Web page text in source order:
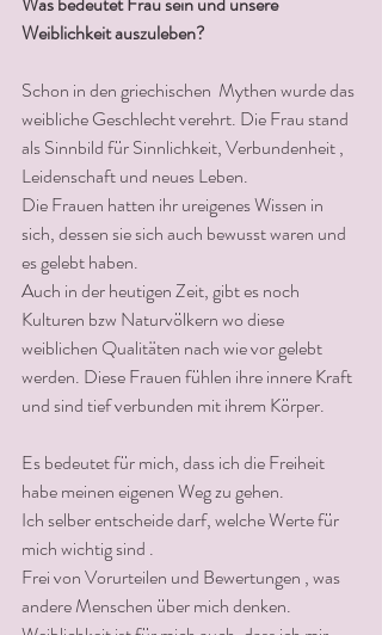
Weiblichkeit auszuleben?
Schon in den griechischen  Mythen wurde das
weibliche Geschlecht verehrt. Die Frau stand
als Sinnbild für Sinnlichkeit, Verbundenheit ,
Leidenschaft und neues Leben.
Die Frauen hatten ihr ureigenes Wissen in
sich, dessen sie sich auch bewusst waren und
es gelebt haben.
Auch in der heutigen Zeit, gibt es noch
Kulturen bzw Naturvölkern wo diese
weiblichen Qualitäten nach wie vor gelebt
werden. Diese Frauen fühlen ihre innere Kraft
und sind tief verbunden mit ihrem Körper.
Es bedeutet für mich, dass ich die Freiheit
habe meinen eigenen Weg zu gehen.
Ich selber entscheide darf, welche Werte für
mich wichtig sind .
Frei von Vorurteilen und Bewertungen , was
andere Menschen über mich denken.